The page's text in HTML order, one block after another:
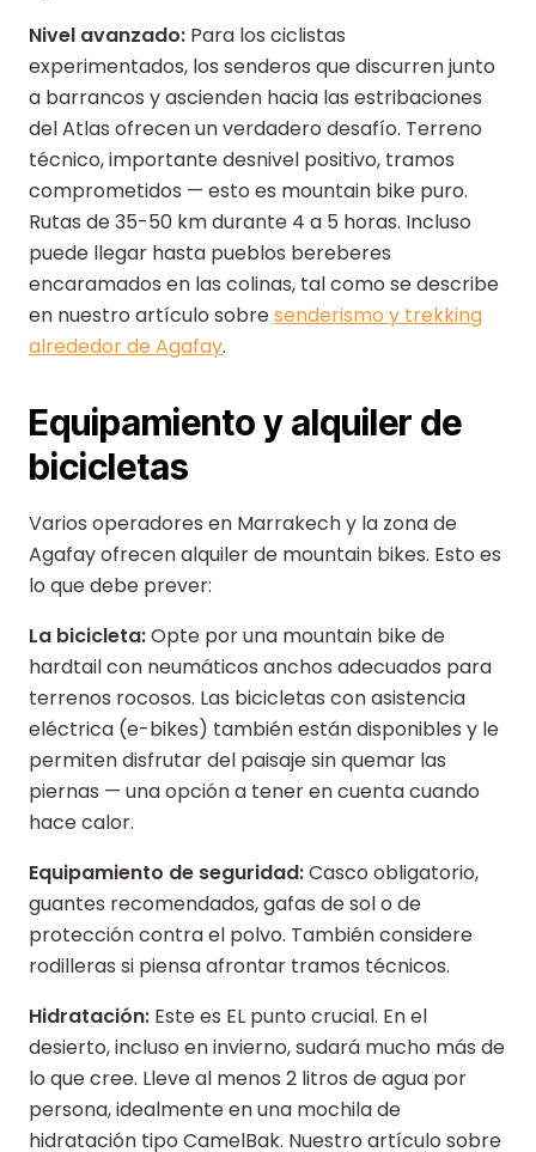
Nivel avanzado: Para los ciclistas
experimentados, los senderos que discurren junto
a barrancos y ascienden hacia las estribaciones
del Atlas ofrecen un verdadero desafío. Terreno
técnico, importante desnivel positivo, tramos
comprometidos — esto es mountain bike puro.
Rutas de 35-50 km durante 4 a 5 horas. Incluso
puede llegar hasta pueblos bereberes
encaramados en las colinas, tal como se describe
en nuestro artículo sobresenderismo y trekking
alrededor de Agafay.
Equipamiento y alquiler de
bicicletas
Varios operadores en Marrakech y la zona de
Agafay ofrecen alquiler de mountain bikes. Esto es
lo que debe prever:
La bicicleta:Opte por una mountain bike de
hardtail con neumáticos anchos adecuados para
terrenos rocosos. Las bicicletas con asistencia
eléctrica (e-bikes) también están disponibles y le
permiten disfrutar del paisaje sin quemar las
piernas — una opción a tener en cuenta cuando
hace calor.
Equipamiento de seguridad:Casco obligatorio,
guantes recomendados, gafas de sol o de
protección contra el polvo. También considere
rodilleras si piensa afrontar tramos técnicos.
Hidratación: Este es EL punto crucial. En el
desierto, incluso en invierno, sudará mucho más de
lo que cree. Lleve al menos 2 litros de agua por
persona, idealmente en una mochila de
hidratación tipo CamelBak. Nuestro artículo sobre